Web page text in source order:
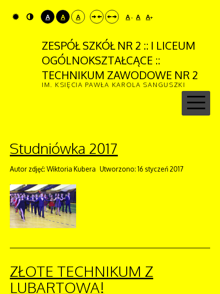
A A A A- A A+
ZESPÓŁ SZKÓŁ NR 2 :: I LICEUM
OGÓLNOKSZTAŁCĄCE ::
TECHNIKUM ZAWODOWE NR 2
IM. KSIĘCIA PAWŁA KAROLA SANGUSZKI
Studniówka 2017
Autor zdjęć: Wiktoria Kubera Utworzono: 16 styczeń 2017
ZŁOTE TECHNIKUM Z
LUBARTOWA!